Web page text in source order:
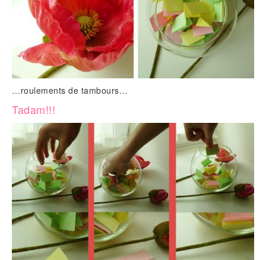
…roulements de tambours…
Tadam!!!